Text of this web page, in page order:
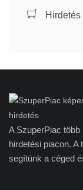
A SzuperPiac
hirdetési piacon.
segítünk a céged